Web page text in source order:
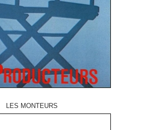
LES MONTEURS